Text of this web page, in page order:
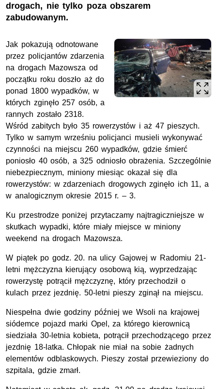
drogach, nie tylko poza obszarem
zabudowanym.
Jak pokazują odnotowane
przez policjantów zdarzenia
na drogach Mazowsza od
początku roku doszło aż do
ponad 1800 wypadków, w
których zginęło 257 osób, a
rannych zostało 2318.
Wśród zabitych było 35 rowerzystów i aż 47 pieszych.
Tylko w samym wrześniu policjanci musieli wykonywać
czynności na miejscu 260 wypadków, gdzie śmierć
poniosło 40 osób, a 325 odniosło obrażenia. Szczególnie
niebezpiecznym, miniony miesiąc okazał się dla
rowerzystów: w zdarzeniach drogowych zginęło ich 11, a
w analogicznym okresie 2015 r. – 3.
Ku przestrodze poniżej przytaczamy najtragiczniejsze w
skutkach wypadki, które miały miejsce w miniony
weekend na drogach Mazowsza.
W piątek po godz. 20. na ulicy Gajowej w Radomiu 21-
letni mężczyzna kierujący osobową kią, wyprzedzając
rowerzystę potrącił mężczyznę, który przechodził o
kulach przez jezdnię. 50-letni pieszy zginął na miejscu.
Niespełna dwie godziny później we Wsoli na krajowej
siódemce pojazd marki Opel, za którego kierownicą
siedziała 30-letnia kobieta, potrącił przechodzącego przez
jezdnię 18-latka. Chłopak nie miał na sobie żadnych
elementów odblaskowych. Pieszy został przewieziony do
szpitala, gdzie zmarł.